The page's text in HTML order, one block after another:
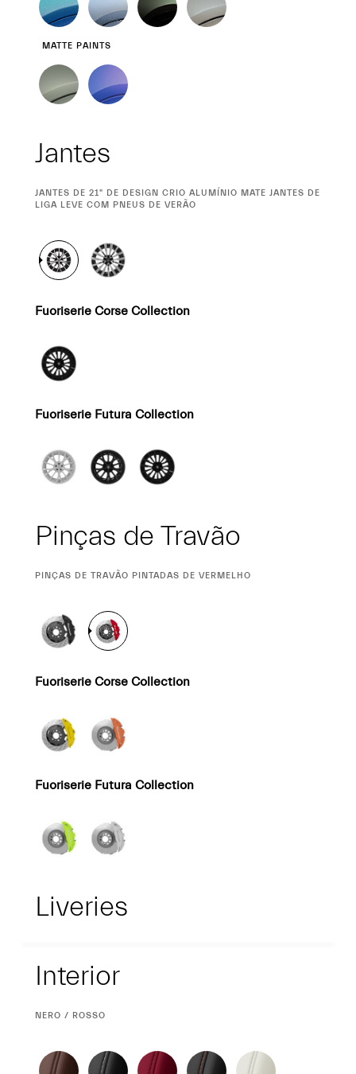
MATTE PAINTS
Jantes
CURRENT
SELECTION
JANTES DE 21" DE DESIGN CRIO ALUMÍNIO MATE JANTES DE
LIGA LEVE COM PNEUS DE VERÃO
Fuoriserie Corse Collection
Fuoriserie Futura Collection
Pinças de Travão
CURRENT
PINÇAS DE TRAVÃO PINTADAS DE VERMELHO
Fuoriserie Corse Collection
Fuoriserie Futura Collection
Liveries
Interior
Interior
CURRENT
NERO / ROSSO